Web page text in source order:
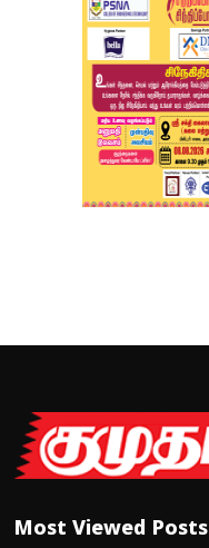
Most Viewed Posts